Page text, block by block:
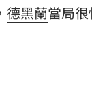
德黑蘭當局